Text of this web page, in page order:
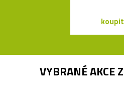
koupit
VYBRANÉ AKCE Z